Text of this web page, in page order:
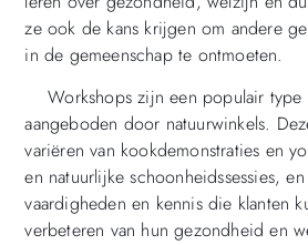
ze ook de kans krijgen om andere
in de gemeenschap te ontmoeten.
Workshops zijn een populair type
aangeboden door natuurwinkels.
variëren van kookdemonstraties en
en natuurlijke schoonheidssessies,
vaardigheden en kennis die klanten
verbeteren van hun gezondheid en